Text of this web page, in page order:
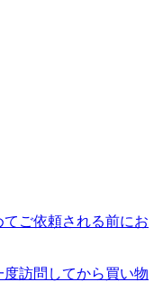
てご依頼される前にお
訪問してから買い物